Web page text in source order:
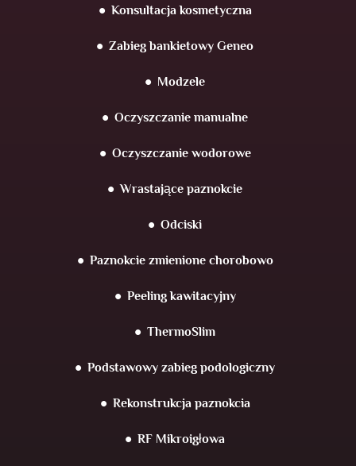
Konsultacja kosmetyczna
Zabieg bankietowy Geneo
Modzele
Oczyszczanie manualne
Oczyszczanie wodorowe
Wrastające paznokcie
Odciski
Paznokcie zmienione chorobowo
Peeling kawitacyjny
ThermoSlim
Podstawowy zabieg podologiczny
Rekonstrukcja paznokcia
RF Mikroigłowa